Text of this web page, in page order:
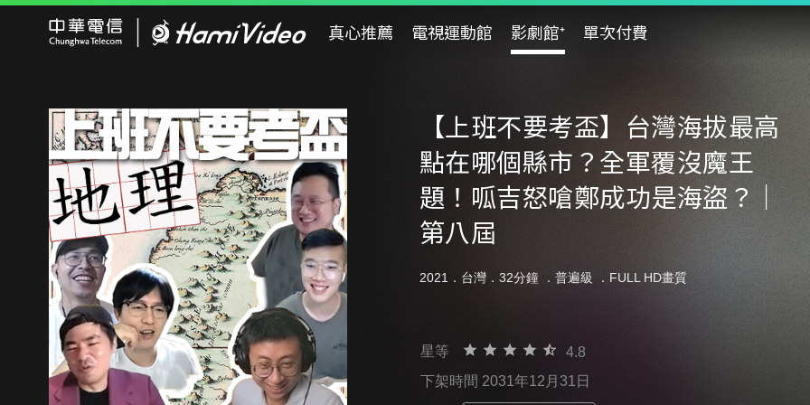
真心推薦 電視運動館 影劇館⁺ 單次付費
【上班不要考盃】台灣海拔最高
點在哪個縣市？全軍覆沒魔王
題！呱吉怒嗆鄭成功是海盜？｜
第八屆
2021．台灣．32分鐘 ． 普遍級 ．FULL HD畫質
星等
4.8
下架時間 2031年12月31日